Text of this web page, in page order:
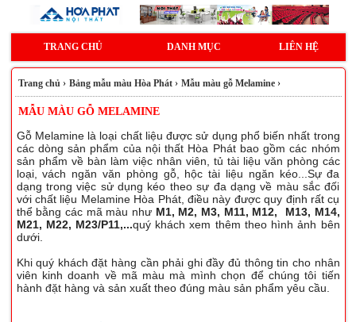
TRANG CHỦ DANH MỤC LIÊN HỆ
Trang chủ › Bảng mẫu màu Hòa Phát › Mẫu màu gỗ Melamine ›
MẪU MÀU GỖ MELAMINE
Gỗ Melamine là loại chất liệu được sử dụng phổ biến nhất trong
các dòng sản phẩm của nội thất Hòa Phát bao gồm các nhóm
sản phẩm về bàn làm việc nhân viên, tủ tài liệu văn phòng các
loại, vách ngăn văn phòng gỗ, hộc tài liệu ngăn kéo...Sự đa
dạng trong việc sử dụng kéo theo sự đa dạng về màu sắc đối
với chất liệu Melamine Hòa Phát, điều này được quy định rất cụ
thể bằng các mã màu như M1, M2, M3, M11, M12, M13, M14,
M21, M22, M23/P11,...quý khách xem thêm theo hình ảnh bên
dưới.
Khi quý khách đặt hàng cần phải ghi đầy đủ thông tin cho nhân
viên kinh doanh về mã màu mà mình chọn để chúng tôi tiến
hành đặt hàng và sản xuất theo đúng màu sản phẩm yêu cầu.